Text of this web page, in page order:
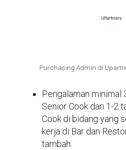
Purchasing Admin di
Pengalaman minimal
Senior Cook dan 1-2
Cook di bidang yang
kerja di Bar dan
tambah.